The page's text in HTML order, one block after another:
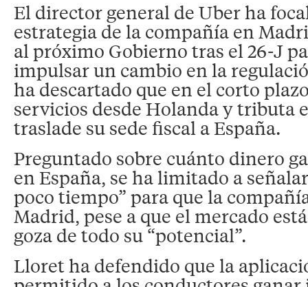
El director general de Uber ha
estrategia de la compañía en
al próximo Gobierno tras el 26-J
impulsar un cambio en la
ha descartado que en el corto
servicios desde Holanda y tributa
traslade su sede fiscal a España.
Preguntado sobre cuánto dinero
en España, se ha limitado a
poco tiempo” para que la
Madrid, pese a que el mercado
goza de todo su “potencial”.
Lloret ha defendido que la